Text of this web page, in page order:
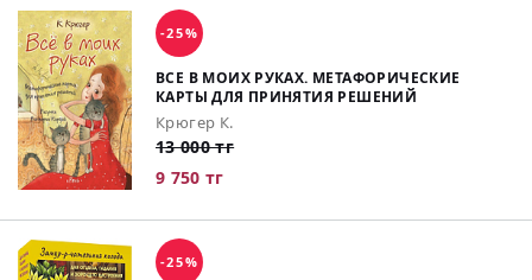
-25%
ВСЕ В МОИХ РУКАХ. МЕТАФОРИЧЕСКИЕ
КАРТЫ ДЛЯ ПРИНЯТИЯ РЕШЕНИЙ
Крюгер К.
13 000 тг
9 750 тг
-25%